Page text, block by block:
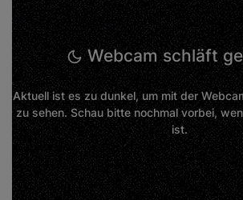
Webcam schläft
Aktuell ist es zu dunkel, um mit der
zu sehen. Schau bitte nochmal vorbei,
ist.